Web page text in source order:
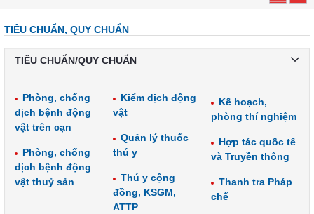
TIÊU CHUẨN, QUY CHUẨN
TIÊU CHUẨN/QUY CHUẨN
Phòng, chống
dịch bệnh động
vật trên cạn
Phòng, chống
dịch bệnh động
vật thuỷ sản
Kiểm dịch động
vật
Quản lý thuốc
thú y
Thú y cộng
đồng, KSGM,
ATTP
Kế hoạch,
phòng thí nghiệm
Hợp tác quốc tế
và Truyền thông
Thanh tra Pháp
chế